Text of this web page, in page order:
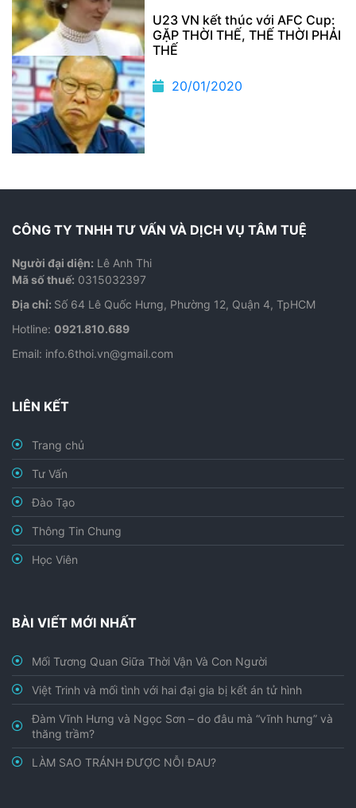
U23 VN kết thúc với AFC Cup:
GẶP THỜI THẾ, THẾ THỜI PHẢI
THẾ
20/01/2020
CÔNG TY TNHH TƯ VẤN VÀ DỊCH VỤ TÂM TUỆ
Người đại diện: Lê Anh Thi
Mã số thuế: 0315032397
Địa chỉ: Số 64 Lê Quốc Hưng, Phường 12, Quận 4, TpHCM
Hotline: 0921.810.689
Email: info.6thoi.vn@gmail.com
LIÊN KẾT
Trang chủ
Tư Vấn
Đào Tạo
Thông Tin Chung
Học Viên
BÀI VIẾT MỚI NHẤT
Mối Tương Quan Giữa Thời Vận Và Con Người
Việt Trinh và mối tình với hai đại gia bị kết án tử hình
Đàm Vĩnh Hưng và Ngọc Sơn – do đâu mà “vĩnh hưng” và
thăng trầm?
LÀM SAO TRÁNH ĐƯỢC NỖI ĐAU?